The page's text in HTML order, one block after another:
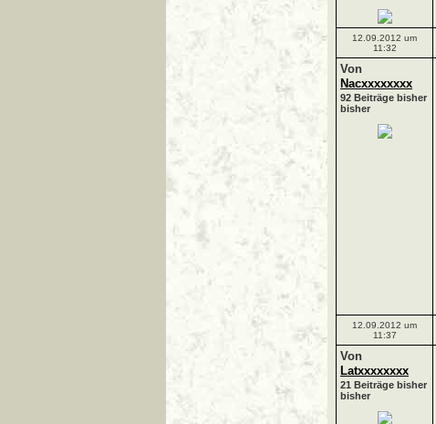
12.09.2012 um
11:32
Von
Nacxxxxxxxx
92 Beiträge bisher
bisher
12.09.2012 um
11:37
Von
Latxxxxxxxx
21 Beiträge bisher
bisher